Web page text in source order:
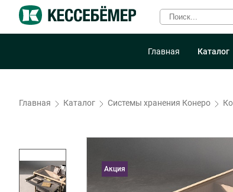
Главная Каталог
Главная Каталог Системы хранения Конеро
Акция